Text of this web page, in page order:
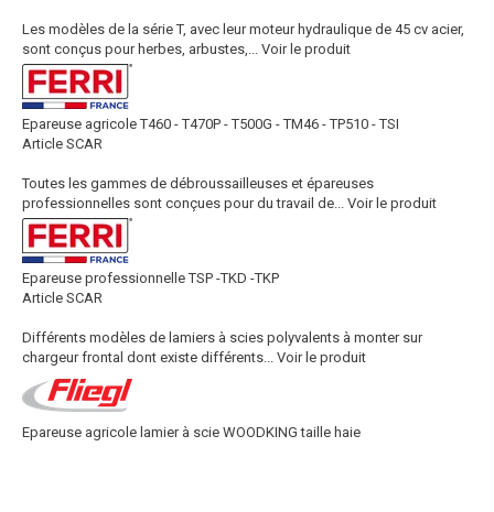
Les modèles de la série T, avec leur moteur hydraulique de 45 cv acier,
sont conçus pour herbes, arbustes,... Voir le produit
Epareuse agricole T460 - T470P - T500G - TM46 - TP510 - TSI
Article SCAR
Toutes les gammes de débroussailleuses et épareuses
professionnelles sont conçues pour du travail de... Voir le produit
Epareuse professionnelle TSP -TKD -TKP
Article SCAR
Différents modèles de lamiers à scies polyvalents à monter sur
chargeur frontal dont existe différents... Voir le produit
Epareuse agricole lamier à scie WOODKING taille haie